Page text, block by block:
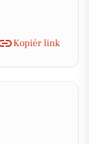
Kopiér link